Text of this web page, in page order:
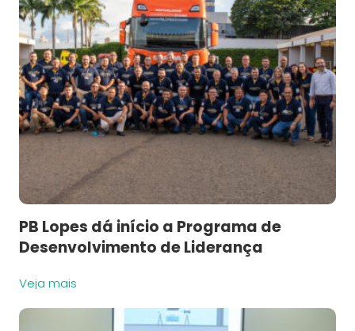
PB Lopes dá início a Programa de
Desenvolvimento de Liderança
Veja mais